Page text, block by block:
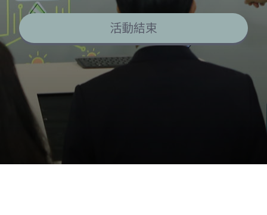
活動結束